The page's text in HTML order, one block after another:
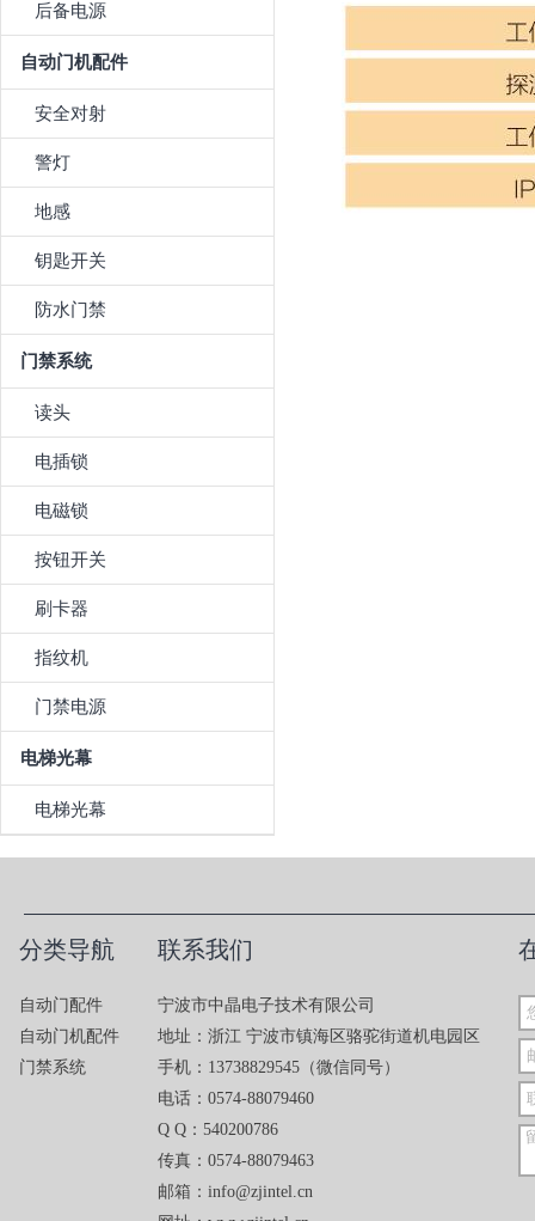
后备电源
自动门机配件
安全对射
警灯
地感
钥匙开关
防水门禁
门禁系统
读头
电插锁
电磁锁
按钮开关
刷卡器
指纹机
门禁电源
电梯光幕
电梯光幕
分类导航
自动门配件
自动门机配件
门禁系统
联系我们
宁波市中晶电子技术有限公司
地址：浙江 宁波市镇海区骆驼街道机电园区
手机：13738829545（微信同号）
电话：0574-88079460
Q Q：540200786
传真：0574-88079463
邮箱：info@zjintel.cn